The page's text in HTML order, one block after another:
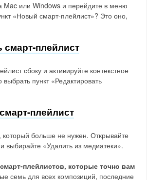
Mac или Windows и перейдите в меню
«Новый смарт-плейлист»? Это оно,
смарт-плейлист
сбоку и активируйте контекстное
пункт «Редактировать
плейлист
который больше не нужен. Открывайте
выбирайте «Удалить из медиатеки».
плейлистов, которые точно вам
семь для всех композиций, последние